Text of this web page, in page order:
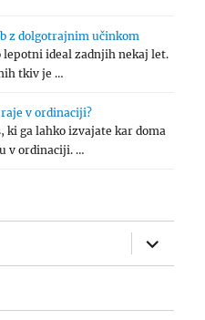
z dolgotrajnim učinkom
lepotni ideal zadnjih nekaj let.
tkiv je …
v ordinaciji?
ki ga lahko izvajate kar doma
v ordinaciji. …
expand
child
menu